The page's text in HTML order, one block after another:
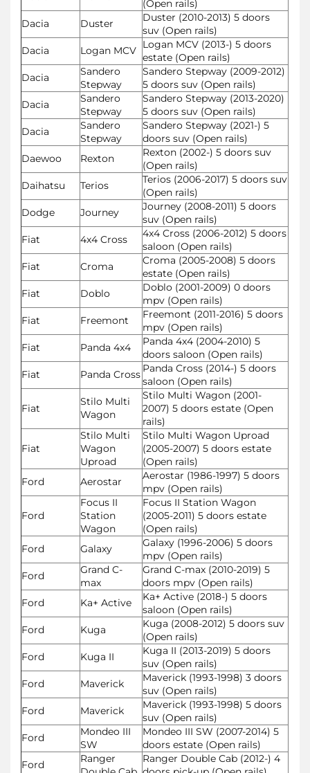
(Open rails)
Dacia
Duster
Duster (2010-2013) 5 doors
suv (Open rails)
Dacia
Logan MCV Logan MCV (2013-) 5 doors
estate (Open rails)
Dacia
Sandero
Stepway
Sandero Stepway (2009-2012)
5 doors suv (Open rails)
Dacia
Sandero
Stepway
Sandero Stepway (2013-2020)
5 doors suv (Open rails)
Dacia
Sandero
Stepway
Sandero Stepway (2021-) 5
doors suv (Open rails)
Daewoo
Rexton
Rexton (2002-) 5 doors suv
(Open rails)
Daihatsu
Terios
Terios (2006-2017) 5 doors suv
(Open rails)
Dodge
Journey
Journey (2008-2011) 5 doors
suv (Open rails)
Fiat
4x4 Cross
4x4 Cross (2006-2012) 5 doors
saloon (Open rails)
Fiat
Croma
Croma (2005-2008) 5 doors
estate (Open rails)
Fiat
Doblo
Doblo (2001-2009) 0 doors
mpv (Open rails)
Fiat
Freemont
Freemont (2011-2016) 5 doors
mpv (Open rails)
Fiat
Panda 4x4
Panda 4x4 (2004-2010) 5
doors saloon (Open rails)
Fiat
Panda Cross Panda Cross (2014-) 5 doors
saloon (Open rails)
Fiat
Stilo Multi
Wagon
Stilo Multi Wagon (2001-
2007) 5 doors estate (Open
rails)
Fiat
Stilo Multi
Wagon
Uproad
Stilo Multi Wagon Uproad
(2005-2007) 5 doors estate
(Open rails)
Ford
Aerostar
Aerostar (1986-1997) 5 doors
mpv (Open rails)
Ford
Focus II
Station
Wagon
Focus II Station Wagon
(2005-2011) 5 doors estate
(Open rails)
Ford
Galaxy
Galaxy (1996-2006) 5 doors
mpv (Open rails)
Ford
Grand C-
max
Grand C-max (2010-2019) 5
doors mpv (Open rails)
Ford
Ka+ Active
Ka+ Active (2018-) 5 doors
saloon (Open rails)
Ford
Kuga
Kuga (2008-2012) 5 doors suv
(Open rails)
Ford
Kuga II
Kuga II (2013-2019) 5 doors
suv (Open rails)
Ford
Maverick
Maverick (1993-1998) 3 doors
suv (Open rails)
Ford
Maverick
Maverick (1993-1998) 5 doors
suv (Open rails)
Ford
Mondeo III
SW
Mondeo III SW (2007-2014) 5
doors estate (Open rails)
Ford
Ranger
Ranger Double Cab (2012-) 4